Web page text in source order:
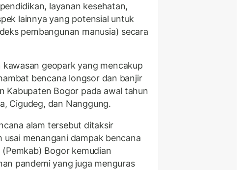
layanan kesehatan,
lainnya yang potensial untuk
pembangunan manusia) secara
geopark yang mencakup
bencana longsor dan banjir
Kabupaten Bogor pada awal tahun
Cigudeg, dan Nanggung.
alam tersebut ditaksir
usai menangani dampak bencana
Bogor kemudian
pandemi yang juga menguras